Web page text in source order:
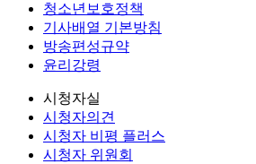
청소년보호정책
기사배열 기본방침
방송편성규약
윤리강령
시청자실
시청자의견
시청자 비평 플러스
시청자 위원회